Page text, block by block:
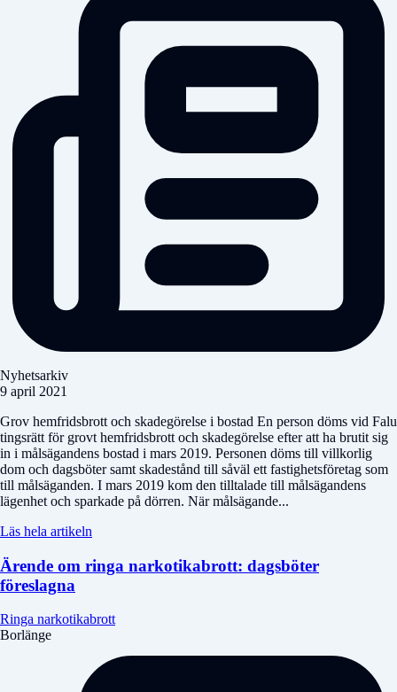
Nyhetsarkiv
9 april 2021
Grov hemfridsbrott och skadegörelse i bostad En person döms vid Falu
tingsrätt för grovt hemfridsbrott och skadegörelse efter att ha brutit sig
in i målsägandens bostad i mars 2019. Personen döms till villkorlig
dom och dagsböter samt skadestånd till såväl ett fastighetsföretag som
till målsäganden. I mars 2019 kom den tilltalade till målsägandens
lägenhet och sparkade på dörren. När målsägande...
Läs hela artikeln
Ärende om ringa narkotikabrott: dagsböter
föreslagna
Ringa narkotikabrott
Borlänge